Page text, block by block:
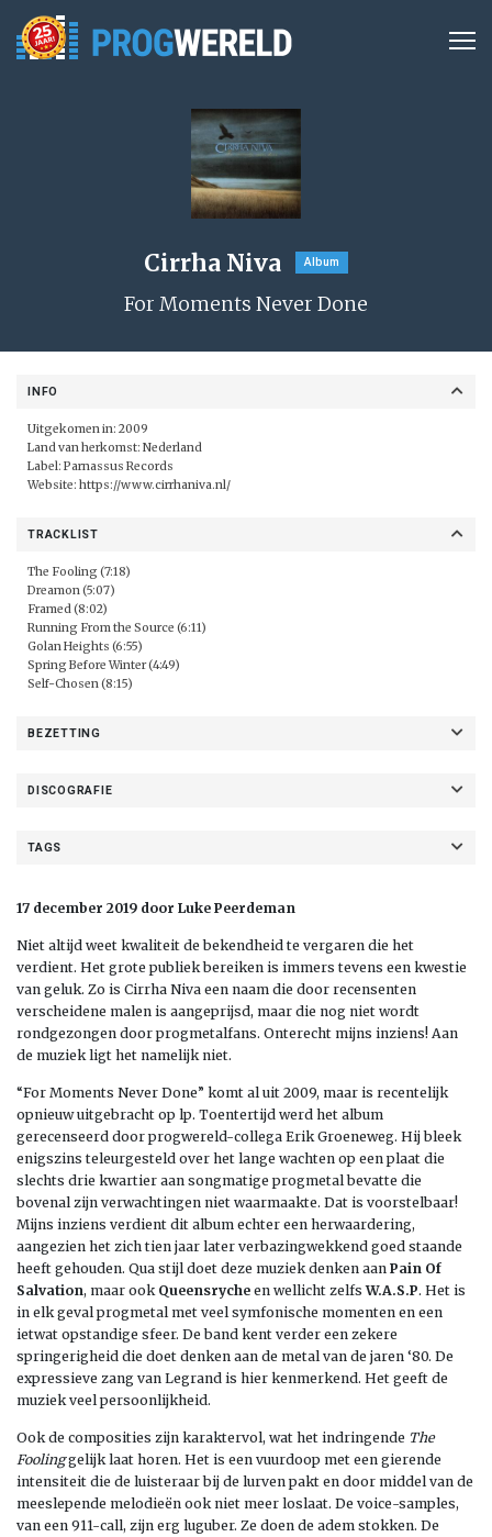
Cirrha Niva Album
For Moments Never Done
INFO
Uitgekomen in: 2009
Land van herkomst: Nederland
Label: Parnassus Records
Website: https://www.cirrhaniva.nl/
TRACKLIST
The Fooling (7:18)
Dreamon (5:07)
Framed (8:02)
Running From the Source (6:11)
Golan Heights (6:55)
Spring Before Winter (4:49)
Self-Chosen (8:15)
BEZETTING
DISCOGRAFIE
TAGS
17 december 2019 door Luke Peerdeman
Niet altijd weet kwaliteit de bekendheid te vergaren die het
verdient. Het grote publiek bereiken is immers tevens een kwestie
van geluk. Zo is Cirrha Niva een naam die door recensenten
verscheidene malen is aangeprijsd, maar die nog niet wordt
rondgezongen door progmetalfans. Onterecht mijns inziens! Aan
de muziek ligt het namelijk niet.
“For Moments Never Done” komt al uit 2009, maar is recentelijk
opnieuw uitgebracht op lp. Toentertijd werd het album
gerecenseerd door progwereld-collega Erik Groeneweg. Hij bleek
enigszins teleurgesteld over het lange wachten op een plaat die
slechts drie kwartier aan songmatige progmetal bevatte die
bovenal zijn verwachtingen niet waarmaakte. Dat is voorstelbaar!
Mijns inziens verdient dit album echter een herwaardering,
aangezien het zich tien jaar later verbazingwekkend goed staande
heeft gehouden. Qua stijl doet deze muziek denken aan Pain Of
Salvation, maar ook Queensryche en wellicht zelfsW.A.S.P. Het is
in elk geval progmetal met veel symfonische momenten en een
ietwat opstandige sfeer. De band kent verder een zekere
springerigheid die doet denken aan de metal van de jaren ‘80. De
expressieve zang van Legrand is hier kenmerkend. Het geeft de
muziek veel persoonlijkheid.
Ook de composities zijn karaktervol, wat het indringende The
Foolinggelijk laat horen. Het is een vuurdoop met een gierende
intensiteit die de luisteraar bij de lurven pakt en door middel van de
meeslepende melodieën ook niet meer loslaat. De voice-samples,
van een 911-call, zijn erg luguber. Ze doen de adem stokken. De